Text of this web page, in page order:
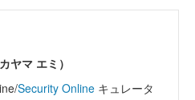
ヤマ エミ）
Security Online キュレータ